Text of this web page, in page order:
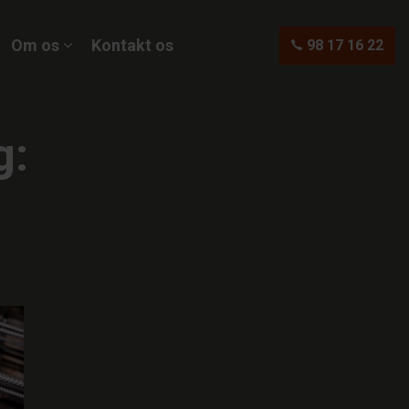
Om os Kontakt os 98 17 16 22